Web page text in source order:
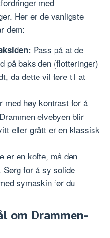
med
Her er de vanligste
dem:
Pass på at de
på baksiden (flotteringer)
da dette vil føre til at
med høy kontrast for å
elvebyen blir
eller grått er en klassisk
er en kofte, må den
Sørg for å sy solide
symaskin før du
om Drammen-